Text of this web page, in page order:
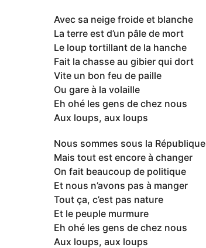
Avec sa neige froide et blanche
La terre est d’un pâle de mort
Le loup tortillant de la hanche
Fait la chasse au gibier qui dort
Vite un bon feu de paille
Ou gare à la volaille
Eh ohé les gens de chez nous
Aux loups, aux loups
Nous sommes sous la République
Mais tout est encore à changer
On fait beaucoup de politique
Et nous n’avons pas à manger
Tout ça, c’est pas nature
Et le peuple murmure
Eh ohé les gens de chez nous
Aux loups, aux loups